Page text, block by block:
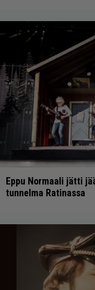
Eppu Normaali jätti
tunnelma Ratinassa